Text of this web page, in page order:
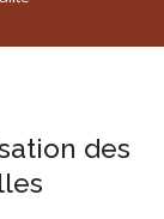
des